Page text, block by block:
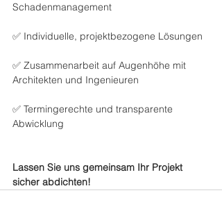
Schadenmanagement
✅ Individuelle, projektbezogene Lösungen
✅ Zusammenarbeit auf Augenhöhe mit
Architekten und Ingenieuren
✅ Termingerechte und transparente
Abwicklung
Lassen Sie uns gemeinsam Ihr Projekt
sicher abdichten!